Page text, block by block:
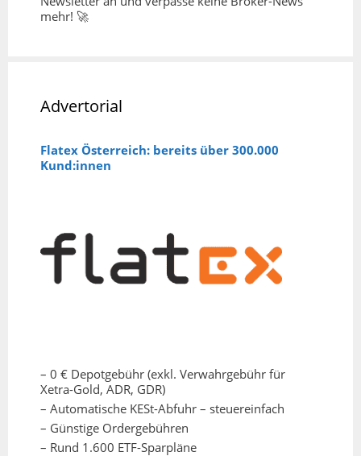
mehr! 🚀
Advertorial
Flatex Österreich: bereits über 300.000
Kund:innen
– 0 € Depotgebühr (exkl. Verwahrgebühr für
Xetra-Gold, ADR, GDR)
– Automatische KESt-Abfuhr – steuereinfach
– Günstige Ordergebühren
– Rund 1.600 ETF-Sparpläne